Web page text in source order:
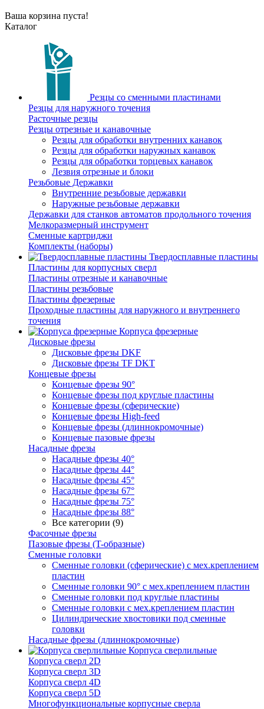
Ваша корзина пуста!
Каталог
Резцы со сменными пластинами
Резцы для наружного точения
Расточные резцы
Резцы отрезные и канавочные
Резцы для обработки внутренних канавок
Резцы для обработки наружных канавок
Резцы для обработки торцевых канавок
Лезвия отрезные и блоки
Резьбовые Державки
Внутренние резьбовые державки
Наружные резьбовые державки
Державки для станков автоматов продольного точения
Мелкоразмерный инструмент
Сменные картриджи
Комплекты (наборы)
Твердосплавные пластины
Пластины для корпусных сверл
Пластины отрезные и канавочные
Пластины резьбовые
Пластины фрезерные
Проходные пластины для наружного и внутреннего
точения
Корпуса фрезерные
Дисковые фрезы
Дисковые фрезы DKF
Дисковые фрезы TF DKT
Концевые фрезы
Концевые фрезы 90°
Концевые фрезы под круглые пластины
Концевые фрезы (сферические)
Концевые фрезы High-feed
Концевые фрезы (длиннокромочные)
Концевые пазовые фрезы
Насадные фрезы
Насадные фрезы 40°
Насадные фрезы 44°
Насадные фрезы 45°
Насадные фрезы 67°
Насадные фрезы 75°
Насадные фрезы 88°
Все категории (9)
Фасочные фрезы
Пазовые фрезы (T-образные)
Сменные головки
Сменные головки (сферические) с мех.креплением
пластин
Сменные головки 90° с мех.креплением пластин
Сменные головки под круглые пластины
Сменные головки с мех.креплением пластин
Цилиндрические хвостовики под сменные
головки
Насадные фрезы (длиннокромочные)
Корпуса сверлильные
Корпуса сверл 2D
Корпуса сверл 3D
Корпуса сверл 4D
Корпуса сверл 5D
Многофункциональные корпусные сверла